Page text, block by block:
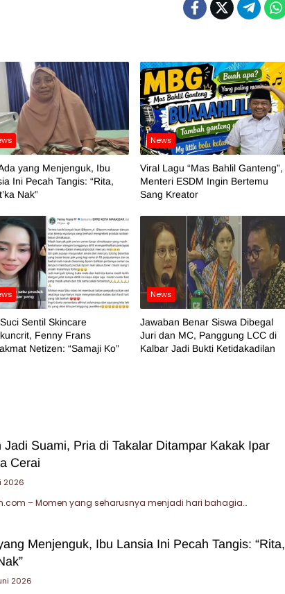
yang Menjenguk, Ibu
Ini Pecah Tangis: “Rita,
Nak”
News
Viral Lagu “Mas Bahlil Ganteng”,
Menteri ESDM Ingin Bertemu
Sang Kreator
Sentil Skincare
Fenny Frans
Netizen: “Samaji Ko”
News
Jawaban Benar Siswa Dibegal
Juri dan MC, Panggung LCC di
Kalbar Jadi Bukti Ketidakadilan
Jadi Suami, Pria di Takalar Ditampar Kakak Ipar
Cerai
2026
– Momen yang seharusnya menjadi hari bahagia…
Menjenguk, Ibu Lansia Ini Pecah Tangis: “Rita,
2026